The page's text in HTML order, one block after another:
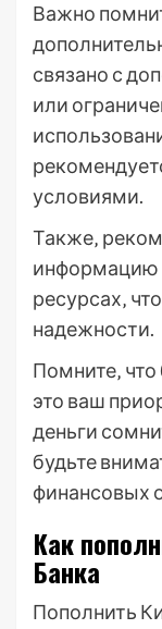
Важно
связано с
или
условиями.
Также‚
информацию
ресурсах‚
надежности.
Помните‚
это ваш
деньги
будьте
финансовых
Как
Банка
Пополнить